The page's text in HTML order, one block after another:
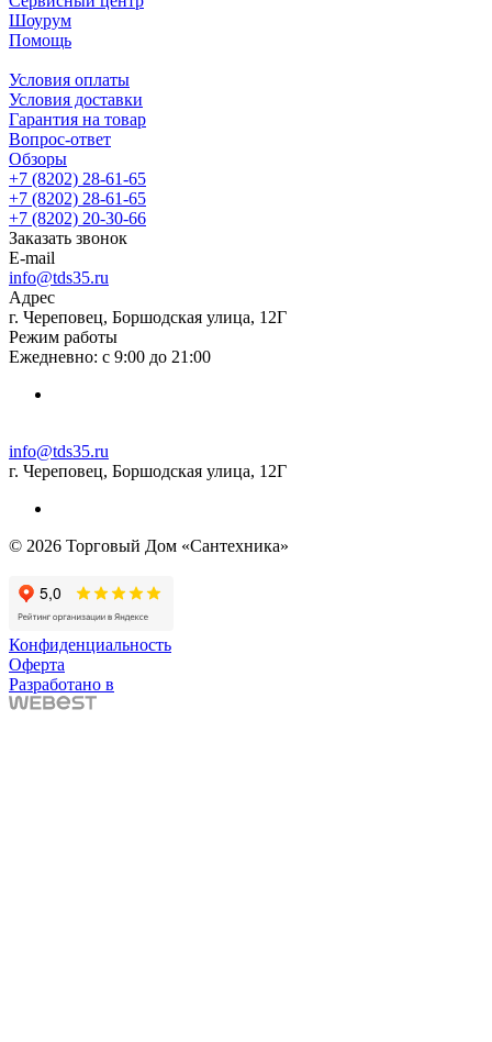
Шоурум
Помощь
Условия оплаты
Условия доставки
Гарантия на товар
Вопрос-ответ
Обзоры
+7 (8202) 28‑61-65
+7 (8202) 28‑61-65
+7 (8202) 20‑30-66
Заказать звонок
E-mail
info@tds35.ru
Адрес
г. Череповец, Боршодская улица, 12Г
Режим работы
Ежедневно: с 9:00 до 21:00
info@tds35.ru
г. Череповец, Боршодская улица, 12Г
© 2026 Торговый Дом «Сантехника»
Конфиденциальность
Оферта
Разработано в